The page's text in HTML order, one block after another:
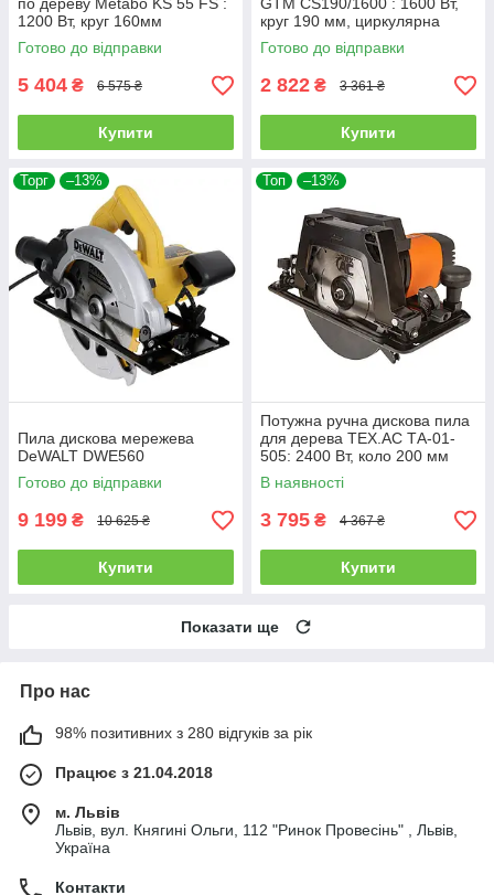
по дереву Metabo KS 55 FS :
1200 Вт, круг 160мм
циркулярна пила 600955000
Готово до відправки
5 404 ₴ 6 575 ₴
Купити
GTM CS190/1600 : 1600 Вт,
круг 190 мм, циркулярна
пилка
Готово до відправки
2 822 ₴ 3 361 ₴
Купити
Торг –13%
Пила дискова мережева
DeWALT DWE560
Готово до відправки
9 199 ₴ 10 625 ₴
Купити
Топ –13%
Потужна ручна дискова пила
для дерева TEX.AC ТА-01-
505: 2400 Вт, коло 200 мм
циркулярна пила, 36 місяців
В наявності
3 795 ₴ 4 367 ₴
Купити
Показати ще
Про нас
98% позитивних з 280 відгуків за рік
Працює з 21.04.2018
м. Львів
Львів, вул. Княгині Ольги, 112 "Ринок Провесінь" , Львів,
Україна
Контакти